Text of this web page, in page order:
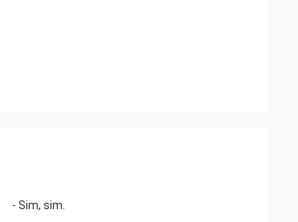
- Sim, sim.